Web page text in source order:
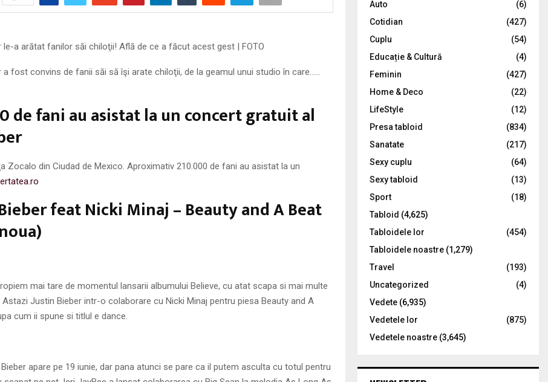
le-a arătat fanilor săi chiloţii! Află de ce a făcut acest gest | FOTO
a fost convins de fanii săi să îşi arate chiloţii, de la geamul unui studio în care……
de fani au asistat la un concert gratuit al
Zocalo din Ciudad de Mexico. Aproximativ 210.000 de fani au asistat la un
feat Nicki Minaj – Beauty and A Beat
mai tare de momentul lansarii albumului Believe, cu atat scapa si mai multe
Astazi Justin Bieber intr-o colaborare cu Nicki Minaj pentru piesa Beauty and A
cum ii spune si titlul e dance.
apare pe 19 iunie, dar pana atunci se pare ca il putem asculta cu totul pentru
:
C
Auto
(6)
Cotidian
(427)
Cuplu
(54)
Educație & Cultură
(4)
Feminin
(427)
Home & Deco
(22)
LifeStyle
(12)
Presa tabloid
(834)
Sanatate
(217)
Sexy cuplu
(64)
Sexy tabloid
(13)
Sport
(18)
Tabloid (4,625)
Tabloidele lor
(454)
Tabloidele noastre (1,279)
Travel
(193)
Uncategorized
(4)
Vedete (6,935)
Vedetele lor
(875)
Vedetele noastre (3,645)